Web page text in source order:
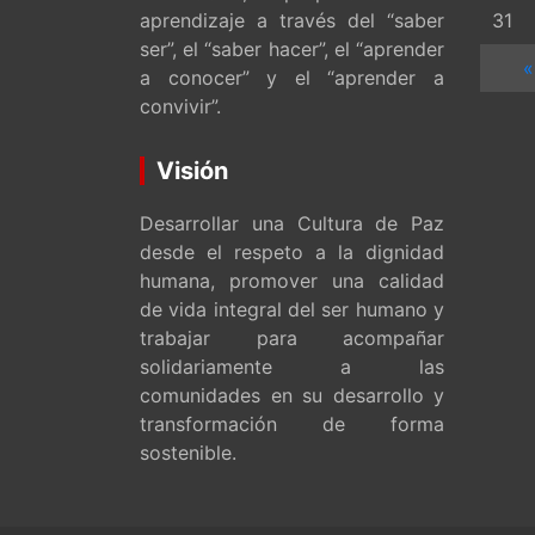
aprendizaje a través del “saber
ser”, el “saber hacer”, el “aprender
a conocer” y el “aprender a
convivir”.
Visión
Desarrollar una Cultura de Paz
desde el respeto a la dignidad
humana, promover una calidad
de vida integral del ser humano y
trabajar para acompañar
solidariamente a las
comunidades en su desarrollo y
transformación de forma
sostenible.
31